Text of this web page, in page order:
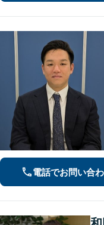
電話でお問い合